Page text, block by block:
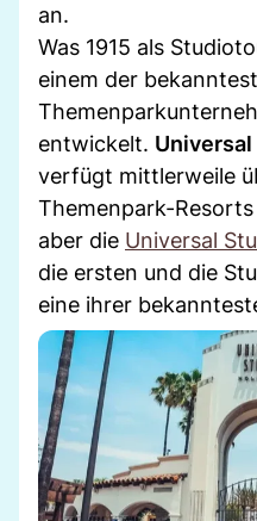
an.
Was 1915 als
einem der
entwickelt. Universal
verfügt mittlerweile
Themenpark-
aber die Universal
die ersten und die
eine ihrer